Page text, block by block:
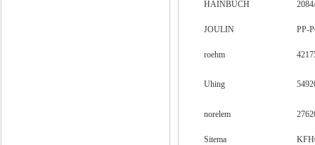
HAINBUCH
JOULIN PP-
roehm
Uhing
norelem
Sitema